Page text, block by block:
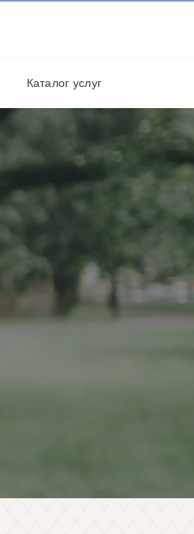
Каталог услуг